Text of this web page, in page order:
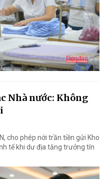
Nhà nước: Không
cho phép nới trần tiền gửi Kho
tế khi dư địa tăng trưởng tín